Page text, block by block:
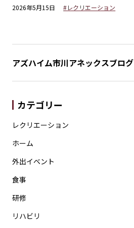
2026年5月15日 #レクリエーション
アズハイム市川アネックスブログ
カテゴリー
レクリエーション
ホーム
外出イベント
食事
研修
リハビリ